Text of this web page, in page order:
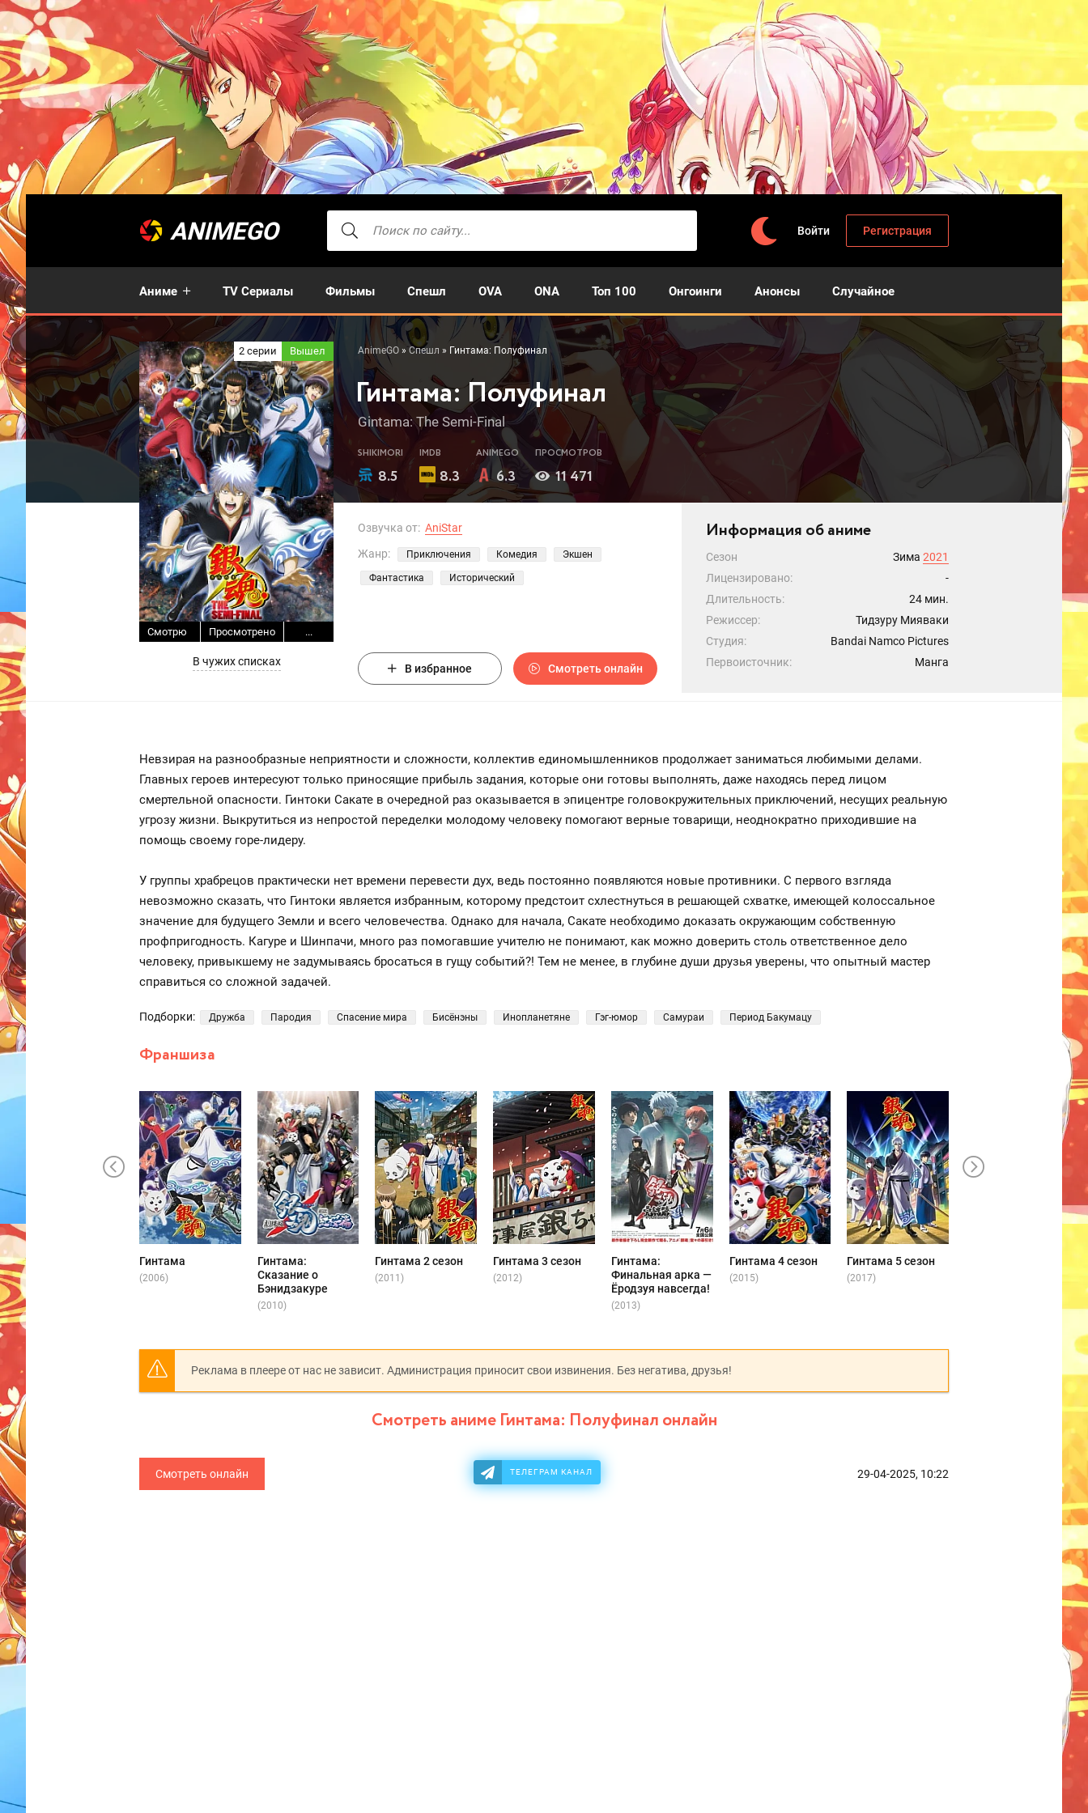
ANIMEGO Войти Регистрация
Аниме TV Сериалы Фильмы Спешл OVA ONA Топ 100 Онгоинги Анонсы Случайное
AnimeGO »Спешл » Гинтама: Полуфинал
Гинтама: Полуфинал
2 серии Вышел
Смотрю Просмотрено ...
В чужих списках
Gintama: The Semi-Final
SHIKIMORI
8.5
IMDB
8.3
ANIMEGO
6.3
ПРОСМОТРОВ
11 471
Озвучка от: AniStar
Жанр:
Приключения Комедия Экшен
Фантастика Исторический
В избранное Смотреть онлайн
Информация об аниме
Сезон Зима 2021
Лицензировано:
-
Длительность:
24 мин.
Режиссер:
Тидзуру Мияваки
Студия:
Bandai Namco Pictures
Первоисточник:
Манга
Невзирая на разнообразные неприятности и сложности, коллектив единомышленников продолжает заниматься любимыми делами.
Главных героев интересуют только приносящие прибыль задания, которые они готовы выполнять, даже находясь перед лицом
смертельной опасности. Гинтоки Сакате в очередной раз оказывается в эпицентре головокружительных приключений, несущих реальную
угрозу жизни. Выкрутиться из непростой переделки молодому человеку помогают верные товарищи, неоднократно приходившие на
помощь своему горе-лидеру.
У группы храбрецов практически нет времени перевести дух, ведь постоянно появляются новые противники. С первого взгляда
невозможно сказать, что Гинтоки является избранным, которому предстоит схлестнуться в решающей схватке, имеющей колоссальное
значение для будущего Земли и всего человечества. Однако для начала, Сакате необходимо доказать окружающим собственную
профпригодность. Кагуре и Шинпачи, много раз помогавшие учителю не понимают, как можно доверить столь ответственное дело
человеку, привыкшему не задумываясь бросаться в гущу событий?! Тем не менее, в глубине души друзья уверены, что опытный мастер
справиться со сложной задачей.
Подборки: Дружба Пародия Спасение мира Бисёнэны Инопланетяне Гэг-юмор Самураи Период Бакумацу
Франшиза
Гинтама
(2006)
Гинтама:
Сказание о
Бэнидзакуре
(2010)
Гинтама 2 сезон
(2011)
Гинтама 3 сезон
(2012)
Гинтама:
Финальная арка —
Ёродзуя навсегда!
(2013)
Гинтама 4 сезон
(2015)
Гинтама 5 сезон
(2017)
Реклама в плеере от нас не зависит. Администрация приносит свои извинения. Без негатива, друзья!
Смотреть аниме Гинтама: Полуфинал онлайн
Смотреть онлайн 29-04-2025, 10:22
ТЕЛЕГРАМ КАНАЛ